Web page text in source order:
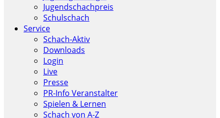
Jugendschachpreis
Schulschach
Service
Schach-Aktiv
Downloads
Login
Live
Presse
PR-Info Veranstalter
Spielen & Lernen
Schach von A-Z